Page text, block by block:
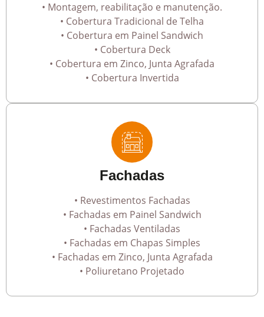
• Montagem, reabilitação e manutenção.
• Cobertura Tradicional de Telha
• Cobertura em Painel Sandwich
• Cobertura Deck
• Cobertura em Zinco, Junta Agrafada
• Cobertura Invertida
Fachadas
• Revestimentos Fachadas
• Fachadas em Painel Sandwich
• Fachadas Ventiladas
• Fachadas em Chapas Simples
• Fachadas em Zinco, Junta Agrafada
• Poliuretano Projetado